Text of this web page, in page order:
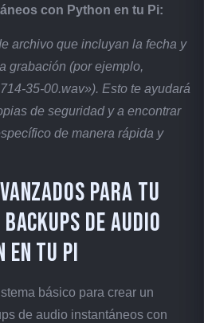
con Python en tu Pi:
archivo que incluyan la fecha y
grabación (por ejemplo,
35-00.wav»). Esto te ayudará
de seguridad y a encontrar
de manera rápida y
para tu
de audio
en tu Pi
básico para crear un
de audio instantáneos con